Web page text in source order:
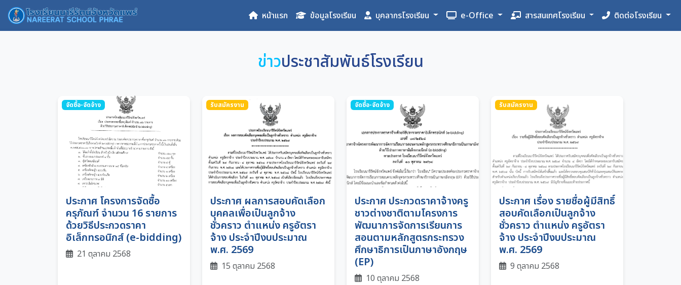
หน้าแรก ข้อมูลโรงเรียน บุคลากรโรงเรียน e-Office สารสนเทศโรงเรียน ติดต่อโรงเรียน
ข่าวประชาสัมพันธ์โรงเรียน
จัดซื้อ-จัดจ้าง
ประกาศ โครงการจัดซื้อ
ครุภัณฑ์ จำนวน 16 รายการ
ด้วยวิธีประกวดราคา
อิเล็กทรอนิกส์ (e-bidding)
21 ตุลาคม 2568
รับสมัครงาน
ประกาศ ผลการสอบคัดเลือก
บุคคลเพื่อเป็นลูกจ้าง
ชั่วคราว ตำแหน่ง ครูอัตรา
จ้าง ประจำปีงบประมาณ
พ.ศ. 2569
15 ตุลาคม 2568
จัดซื้อ-จัดจ้าง
ประกาศ ประกวดราคาจ้างครู
ชาวต่างชาติตามโครงการ
พัฒนาการจัดการเรียนการ
สอนตามหลักสูตรกระทรวง
ศึกษาธิการเป็นภาษาอังกฤษ
(EP)
10 ตุลาคม 2568
รับสมัครงาน
ประกาศ เรื่อง รายชื่อผู้มีสิทธิ์
สอบคัดเลือกเป็นลูกจ้าง
ชั่วคราว ตำแหน่ง ครูอัตรา
จ้าง ประจำปีงบประมาณ
พ.ศ. 2569
9 ตุลาคม 2568